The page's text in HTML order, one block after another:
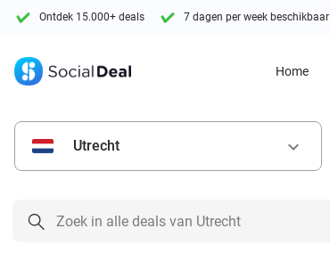
Ontdek 15.000+ deals 7 dagen per week beschikbaar
Home
Utrecht keyboard_arrow_down